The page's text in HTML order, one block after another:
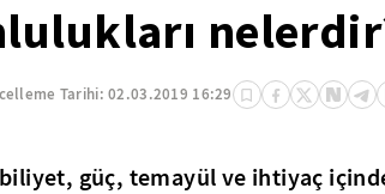
Tarihi:02.03.2019 16:29
güç, temayül ve ihtiyaç